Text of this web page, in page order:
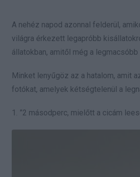
A nehéz napod azonnal felderül,
világra érkezett legapróbb
állatokban, amitől még a
Minket lenyűgöz az a hatalom, amit
fotókat, amelyek kétségtelenül a
1. ”2 másodperc, mielőtt a cicám